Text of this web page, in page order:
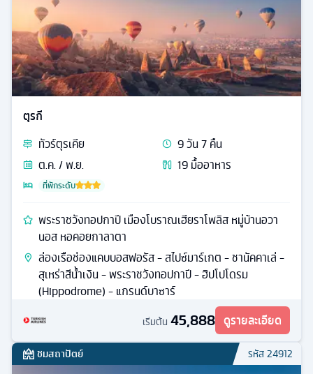
ตุรกี
ทัวร์ตุรเคีย 9วัน7คืน
ต.ค. / พ.ย.
19มื้ออาหาร
ที่พักระดับ
พระราชวังทอปกาปี เมืองโบราณเฮียราโพลิส หมู่บ้านอวา
นอส หอคอยกาลาตา
ล่องเรือช่องแคบบอสฟอรัส - สไปซ์มาร์เกต - ชานัคคาเล่ -
สุเหร่าสีน้ำเงิน - พระราชวังทอปกาปี - ฮิปโปโดรม
(Hippodrome) - แกรนด์บาซาร์
เริ่มต้น 45,888 ดูรายละเอียด
ชมสถาปัตย์ รหัส24912